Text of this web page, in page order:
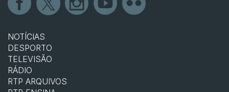
NOTÍCIAS
DESPORTO
TELEVISÃO
RÁDIO
RTP ARQUIVOS